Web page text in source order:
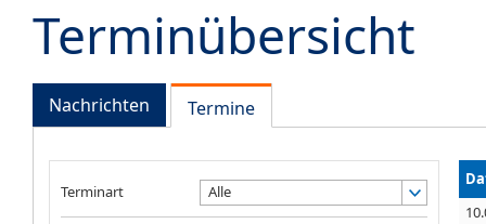
Terminübersicht
Nachrichten Termine
Terminart Alle